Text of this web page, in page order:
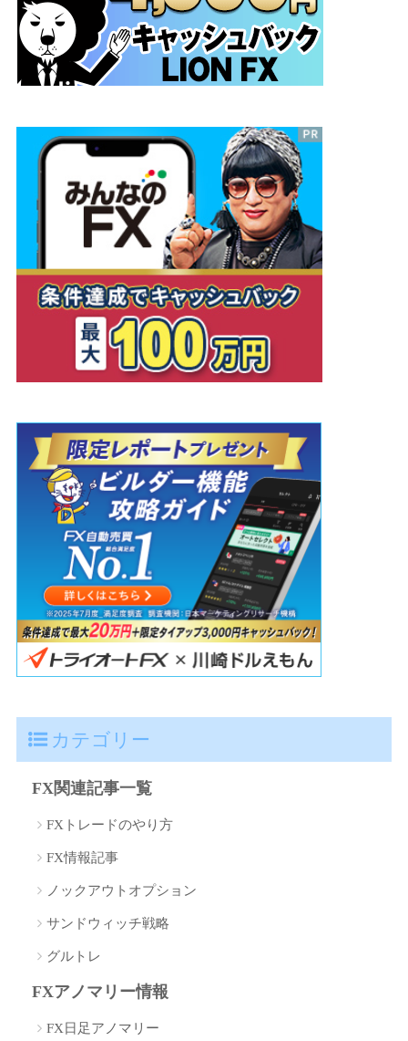
カテゴリー
FX関連記事一覧
FXトレードのやり方
FX情報記事
ノックアウトオプション
サンドウィッチ戦略
グルトレ
FXアノマリー情報
FX日足アノマリー